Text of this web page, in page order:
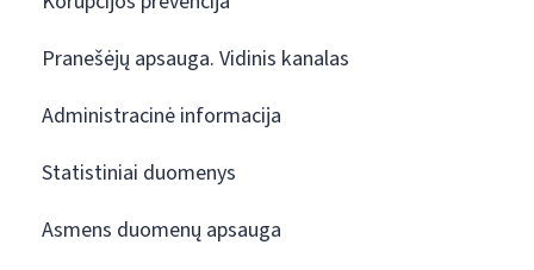
Pranešėjų apsauga. Vidinis kanalas
Administracinė informacija
Statistiniai duomenys
Asmens duomenų apsauga